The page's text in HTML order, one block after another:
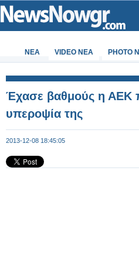
ΝΕΑ VIDEO NEA PHOTO
Έχασε βαθμούς η ΑΕΚ
υπεροψία της
2013-12-08 18:45:05